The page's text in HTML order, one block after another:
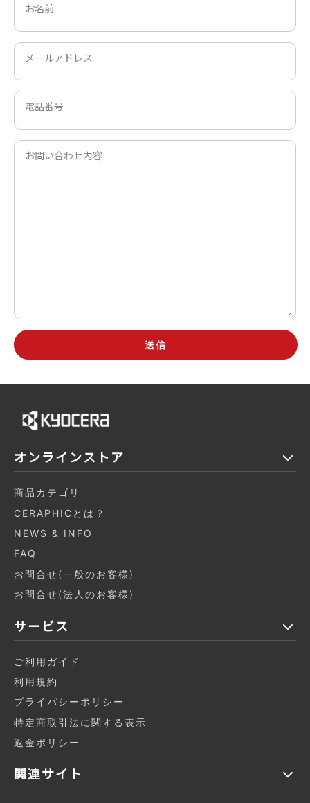
お名前
メールアドレス
電話番号
お問い合わせ内容
オンラインストア
商品カテゴリ
CERAPHICとは？
NEWS & INFO
FAQ
お問合せ(一般のお客様)
お問合せ(法人のお客様)
サービス
ご利用ガイド
利用規約
プライパシーポリシー
特定商取引法に関する表示
返金ポリシー
関連サイト